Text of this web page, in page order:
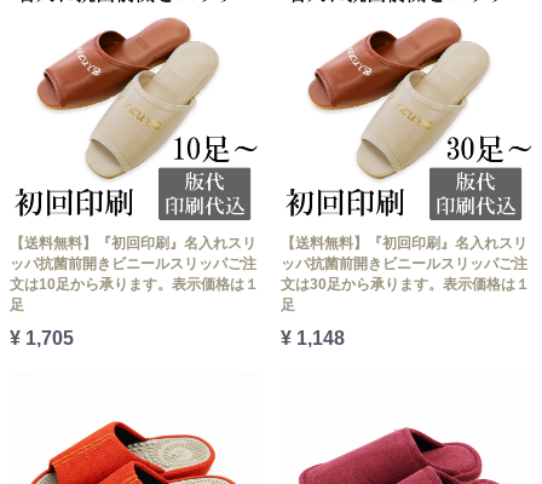
【送料無料】『初回印刷』名入れスリ
ッパ抗菌前開きビニールスリッパご注
文は10足から承ります。表示価格は１
足
¥ 1,705
【送料無料】『初回印刷』名入れスリ
ッパ抗菌前開きビニールスリッパご注
文は30足から承ります。表示価格は１
足
¥ 1,148